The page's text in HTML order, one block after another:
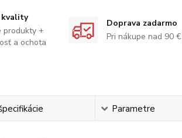
kvality
produkty +
a ochota
Doprava zadarmo
Pri nákupe nad 90 €
Parametre